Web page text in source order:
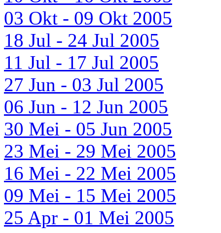
03 Okt - 09 Okt 2005
18 Jul - 24 Jul 2005
11 Jul - 17 Jul 2005
27 Jun - 03 Jul 2005
06 Jun - 12 Jun 2005
30 Mei - 05 Jun 2005
23 Mei - 29 Mei 2005
16 Mei - 22 Mei 2005
09 Mei - 15 Mei 2005
25 Apr - 01 Mei 2005